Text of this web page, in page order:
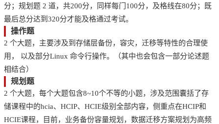
分；规划题 2 道，共200分，同样每门100分，及格线在80分；既
最后总分达到320分才能及格通过考试。
操作题
2 个大题，主要涉及到存储层备份，容灾，迁移等特性的合理使
用， 以及部分Linux 命令行操作。（其中也会包含一部分论述题
相结合）
规划题
2 个大题，每个大题包含8~10个不等的小题，涉及范围囊括了存
储课程中的hcia、HCIP、HCIE级别全部内容，侧重点在HCIP和
HCIE课程，目前，业务备份容量规划，数据迁移方案规划为高频